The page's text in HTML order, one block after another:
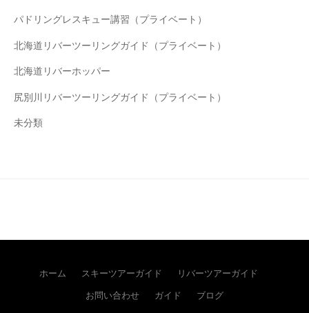
パドリングレスキュー講習（プライベート）
北海道リバーツーリングガイド（プライベート）
北海道リバーホッパー
尻別川リバーツーリングガイド（プライベート）
未分類
ホーム スキーツアーガイド リバーツアーガイド
お問い合わせ ガイド ブログ